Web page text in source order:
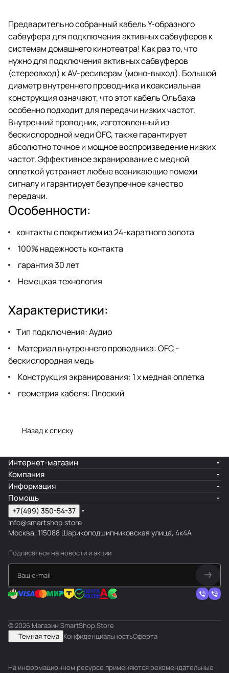
Предварительно собранный кабель Y-образного
сабвуфера для подключения активных сабвуферов к
системам домашнего кинотеатра! Как раз то, что
нужно для подключения активных сабвуферов
(стереовход) к AV-ресиверам (моно-выход). Большой
диаметр внутреннего проводника и коаксиальная
конструкция означают, что этот кабель Ольбаха
особенно подходит для передачи низких частот.
Внутренний проводник, изготовленный из
бескислородной меди OFC, также гарантирует
абсолютно точное и мощное воспроизведение низких
частот. Эффективное экранирование с медной
оплеткой устраняет любые возникающие помехи
сигналу и гарантирует безупречное качество
передачи.
Особенности:
контакты с покрытием из 24-каратного золота
100% надежность контакта
гарантия 30 лет
Немецкая технология
Характеристики:
Тип подключения: Аудио
Материал внутреннего проводника: OFC -
бескислородная медь
Конструкция экранирования: 1 х медная оплетка
геометрия кабеля: Плоский
Назад к списку
Интернет-магазин
Компания
Информация
Помощь
+7(499) 350-54-37
info@smartshop.store
Москва, 115088 Шарикоподшипниковская улица, 4к4А
Подписаться на новости и акции
© 2026 Магазин SmartShop.Store
Темная тема КонфиденциальностьОферта
На информационном ресурсе применяются рекомендательные